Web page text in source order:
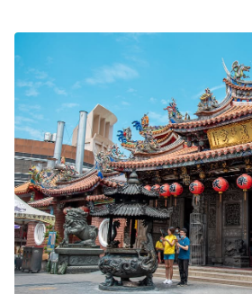
#廣天宮 地址：臺中市北屯區遼陽
址：臺中市東區自由路三段309號
中市大里區爽文路252號 只要
機會讓你的美照在大玩台中FB、IG
遊網上曝光喔！ #taichungtravels
#Landscape #taiwan #taichung
행 #풍경 #観光 #旅行 #台中廟宇 #
宇 #台中財神廟 #初五迎財神